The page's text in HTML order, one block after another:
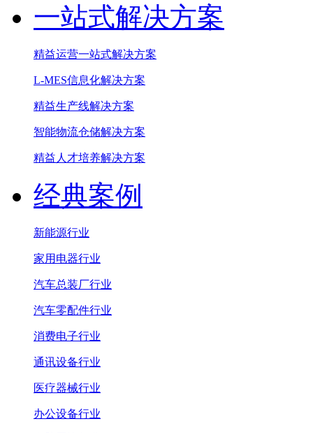
一站式解决方案
精益运营一站式解决方案
L-MES信息化解决方案
精益生产线解决方案
智能物流仓储解决方案
精益人才培养解决方案
经典案例
新能源行业
家用电器行业
汽车总装厂行业
汽车零配件行业
消费电子行业
通讯设备行业
医疗器械行业
办公设备行业